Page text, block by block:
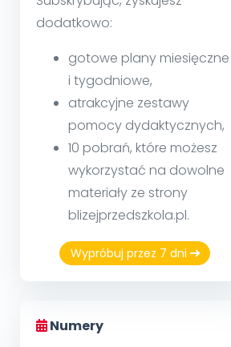
dodatkowo:
gotowe plany miesięczne
i tygodniowe,
atrakcyjne zestawy
pomocy dydaktycznych,
10 pobrań, które możesz
wykorzystać na dowolne
materiały ze strony
blizejprzedszkola.pl.
Wypróbuj przez 7 dni
Numery